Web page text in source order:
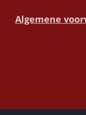
Algemene